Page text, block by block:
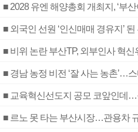
■ 2028 유엔 해양총회 개최지, ‘부
■ 외국인 선원 ‘인신매매 경유지’
■ 비위 논란 부산TP, 외부인사 혁신
■ 경남 농정 비전 ‘잘 사는 농촌’…
■ 교육혁신선도지 공모 코앞인데…
■ 르노 못 타는 부산시장…관용차